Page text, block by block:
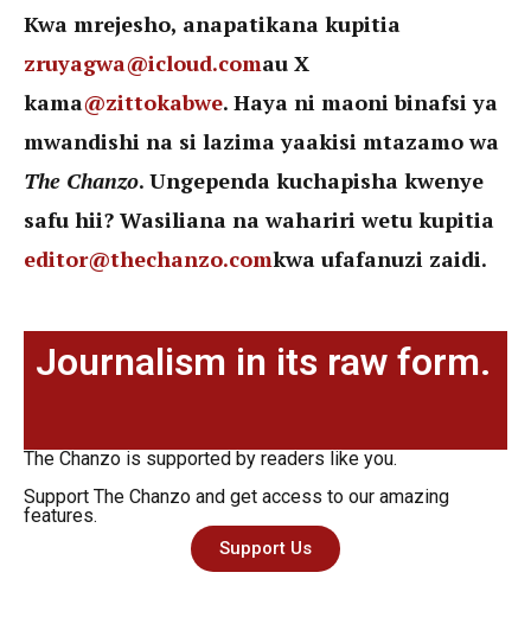
Kwa mrejesho, anapatikana kupitia
zruyagwa@icloud.comau X
kama@zittokabwe. Haya ni maoni binafsi ya
mwandishi na si lazima yaakisi mtazamo wa
The Chanzo. Ungependa kuchapisha kwenye
safu hii? Wasiliana na wahariri wetu kupitia
editor@thechanzo.comkwa ufafanuzi zaidi.
Journalism in its raw form.
The Chanzo is supported by readers like you.
Support The Chanzo and get access to our amazing
features.
Support Us